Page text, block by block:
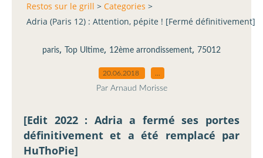
Restos sur le grill > Categories >
Adria (Paris 12) : Attention, pépite ! [Fermé définitivement]
paris, Top Ultime, 12ème arrondissement, 75012
20.06.2018
Par Arnaud Morisse
[Edit 2022 : Adria a fermé ses portes
définitivement et a été remplacé par
HuThoPie]